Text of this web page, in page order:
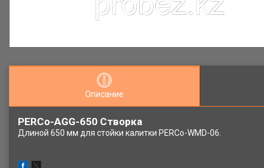
Описание
PERCo-AGG-650 Створка
Длиной 650 мм для стойки калитки PERCo-WMD-06.